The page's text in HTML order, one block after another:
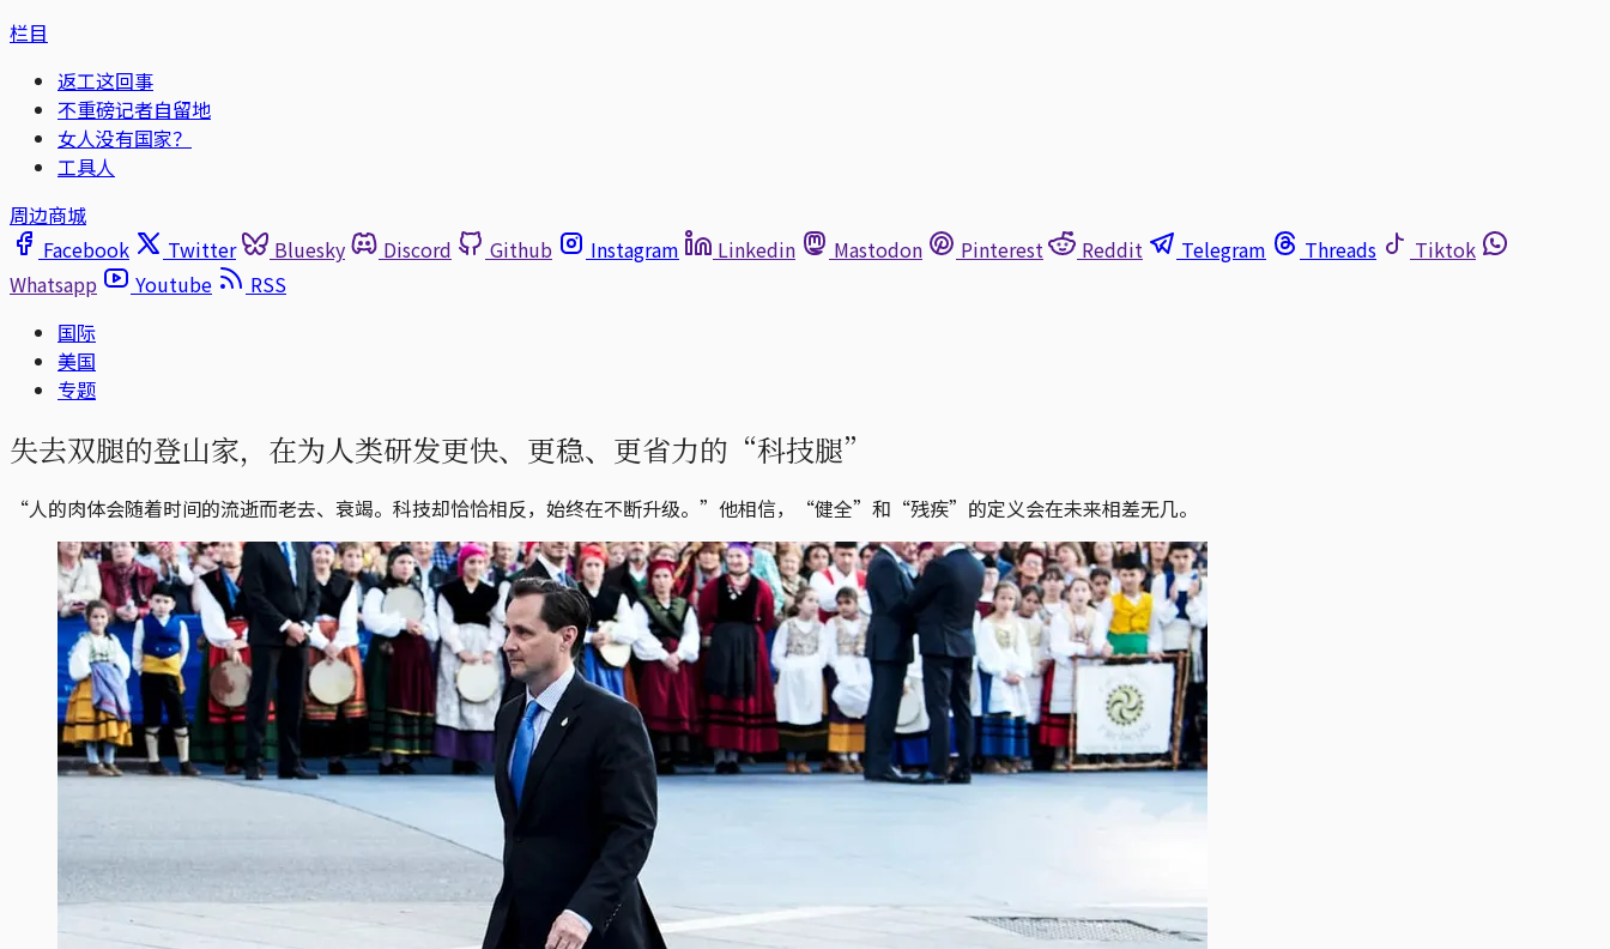
栏目
返工这回事
不重磅记者自留地
女人没有国家？
工具人
周边商城
Facebook
Twitter Bluesky Discord Github Instagram Linkedin Mastodon Pinterest Reddit Telegram Threads
Tiktok
Whatsapp
Youtube
RSS
国际
美国
专题
失去双腿的登山家，在为人类研发更快、更稳、更省力的“科技腿”
“人的肉体会随着时间的流逝而老去、衰竭。科技却恰恰相反，始终在不断升级。”他相信，“健全”和“残疾”的定义会在未来相差无几。